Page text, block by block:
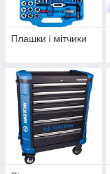
Плашки і мітчики